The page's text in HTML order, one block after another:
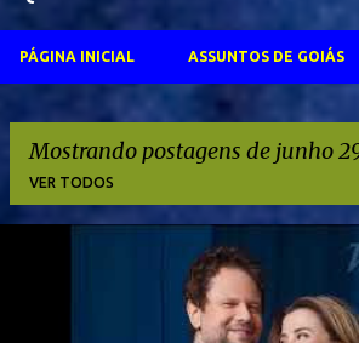
PÁGINA INICIAL ASSUNTOS DE GOIÁS
Mostrando postagens de junho
VER TODOS